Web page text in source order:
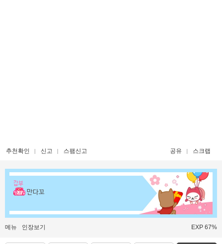
추천확인 신고 스팸신고 공유 스크랩
갑부
만다꼬
메뉴 인장보기 EXP 67%